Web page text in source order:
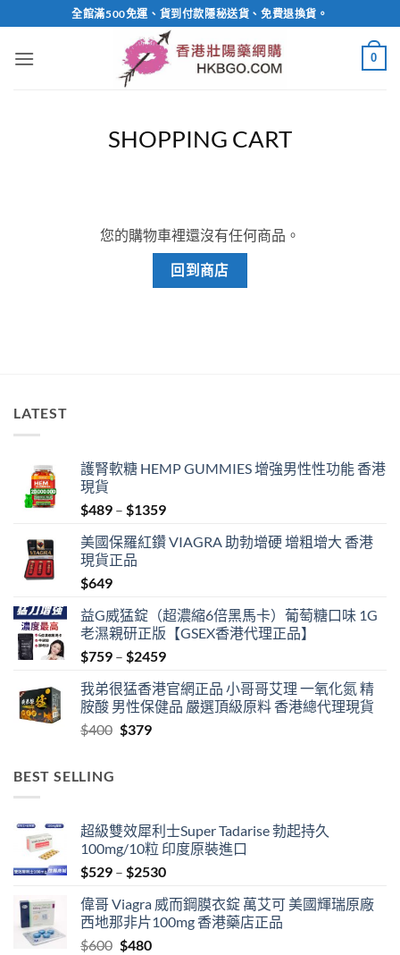
to
content
全館滿500免運、貨到付款隱秘送貨、免費退換貨。
0
SHOPPING CART
您的購物車裡還沒有任何商品。
回到商店
LATEST
護腎軟糖 HEMP GUMMIES 增強男性性功能 香港
現貨
$489 – $1359Price
$489
美國保羅紅鑽 VIAGRA 助勃增硬 增粗增大 香港
現貨正品
$649
益G威猛錠（超濃縮6倍黑馬卡）葡萄糖口味 1G
老濕親研正版【GSEX香港代理正品】
$759 – $2459Price
$759
through
我弟很猛香港官網正品 小哥哥艾理 一氧化氮 精
胺酸 男性保健品 嚴選頂級原料 香港總代理現貨
$400 Original
$379Current
BEST SELLING
超級雙效犀利士Super Tadarise 勃起持久
100mg/10粒 印度原裝進口
$529 – $2530Price
$529
through
偉哥 Viagra 威而鋼膜衣錠 萬艾可 美國輝瑞原廠
西地那非片100mg 香港藥店正品
$600 Original
$480Current